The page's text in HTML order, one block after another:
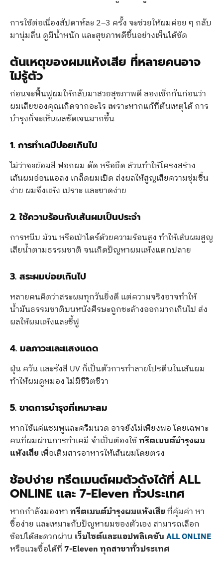
การใช้ต่อเนื่องสัปดาห์ละ 2–3 ครั้ง จะช่วยให้ผมค่อย ๆ กลับ
มานุ่มลื่น ดูมีน้ำหนัก และสุขภาพดีขึ้นอย่างเห็นได้ชัด
ต้นเหตุของผมแห้งเสีย ที่หลายคนอาจ
ไม่รู้ตัว
ก่อนจะฟื้นฟูผมให้กลับมาสวยสุขภาพดี ลองเช็กกันก่อนว่า
ผมเสียของคุณเกิดจากอะไร เพราะหากแก้ที่ต้นเหตุได้ การ
บำรุงก็จะเห็นผลชัดเจนมากขึ้น
1. การทำเคมีบ่อยเกินไป
ไม่ว่าจะย้อมสี ฟอกผม ดัด หรือยืด ล้วนทำให้โครงสร้าง
เส้นผมอ่อนแอลง เกล็ดผมเปิด ส่งผลให้สูญเสียความชุ่มชื้น
ง่าย ผมจึงแห้ง เปราะ และขาดง่าย
2. ใช้ความร้อนกับเส้นผมเป็นประจำ
การหนีบ ม้วน หรือเป่าไดร์ด้วยความร้อนสูง ทำให้เส้นผมสูญ
เสียน้ำตามธรรมชาติ จนเกิดปัญหาผมแห้งแตกปลาย
3. สระผมบ่อยเกินไป
หลายคนคิดว่าสระผมทุกวันยิ่งดี แต่ความจริงอาจทำให้
น้ำมันธรรมชาติบนหนังศีรษะถูกชะล้างออกมากเกินไป ส่ง
ผลให้ผมแห้งและชี้ฟู
4. มลภาวะและแสงแดด
ฝุ่น ควัน และรังสี UV ก็เป็นตัวการทำลายโปรตีนในเส้นผม
ทำให้ผมดูหมอง ไม่มีชีวิตชีวา
5. ขาดการบำรุงที่เหมาะสม
หากใช้แค่แชมพูและครีมนวด อาจยังไม่เพียงพอ โดยเฉพาะ
คนที่ผมผ่านการทำเคมี จำเป็นต้องใช้ทรีตเมนต์บำรุงผม
แห้งเสีย เพื่อเติมสารอาหารให้เส้นผมโดยตรง
ช้อปง่าย ทรีตเมนต์ผมตัวดังได้ที่ ALL
ONLINE และ 7-Eleven ทั่วประเทศ
หากกำลังมองหาทรีตเมนต์บำรุงผมแห้งเสียที่คุ้มค่า หา
ซื้อง่าย และเหมาะกับปัญหาผมของตัวเอง สามารถเลือก
ช้อปได้สะดวกผ่านเว็บไซต์และแอปพลิเคชันALL ONLINE
หรือแวะซื้อได้ที่7-Eleven ทุกสาขาทั่วประเทศ